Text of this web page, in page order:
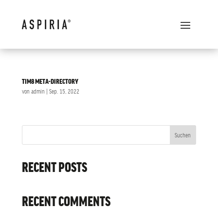
TIM8 META-DIRECTORY
von admin Sep. 15, 2022
Suchen
RECENT POSTS
RECENT COMMENTS